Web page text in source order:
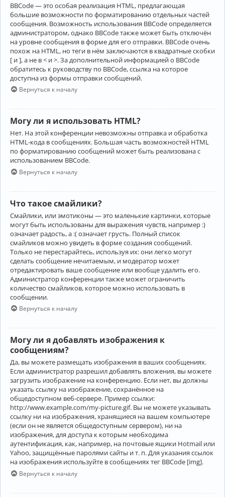
BBCode — это особая реализация HTML, предлагающая
большие возможности по форматированию отдельных частей
сообщения. Возможность использования BBCode определяется
администратором, однако BBCode также может быть отключён
на уровне сообщения в форме для его отправки. BBCode очень
похож на HTML, но теги в нём заключаются в квадратные скобки
[ и ], а не в < и >. За дополнительной информацией о BBCode
обратитесь к руководству по BBCode, ссылка на которое
доступна из формы отправки сообщений.
Вернуться к началу
Могу ли я использовать HTML?
Нет. На этой конференции невозможны отправка и обработка
HTML-кода в сообщениях. Большая часть возможностей HTML
по форматированию сообщений может быть реализована с
использованием BBCode.
Вернуться к началу
Что такое смайлики?
Смайлики, или эмотиконы — это маленькие картинки, которые
могут быть использованы для выражения чувств, например :)
означает радость, а :( означает грусть. Полный список
смайликов можно увидеть в форме создания сообщений.
Только не перестарайтесь, используя их: они легко могут
сделать сообщение нечитаемым, и модератор может
отредактировать ваше сообщение или вообще удалить его.
Администратор конференции также может ограничить
количество смайликов, которое можно использовать в
сообщении.
Вернуться к началу
Могу ли я добавлять изображения к
сообщениям?
Да, вы можете размещать изображения в ваших сообщениях.
Если администратор разрешил добавлять вложения, вы можете
загрузить изображение на конференцию. Если нет, вы должны
указать ссылку на изображение, сохранённое на
общедоступном веб-сервере. Пример ссылки:
http://www.example.com/my-picture.gif. Вы не можете указывать
ссылку ни на изображения, хранящиеся на вашем компьютере
(если он не является общедоступным сервером), ни на
изображения, для доступа к которым необходима
аутентификация, как, например, на почтовые ящики Hotmail или
Yahoo, защищённые паролями сайты и т. п. Для указания ссылок
на изображения используйте в сообщениях тег BBCode [img].
Вернуться к началу